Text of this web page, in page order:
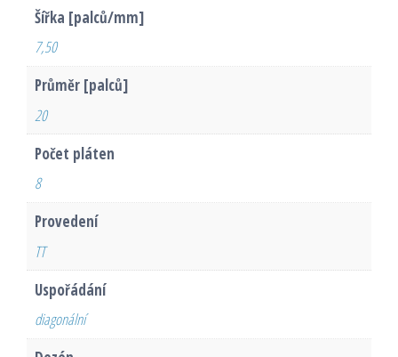
Šířka [palců/mm]
7,50
Průměr [palců]
20
Počet pláten
8
Provedení
TT
Uspořádání
diagonální